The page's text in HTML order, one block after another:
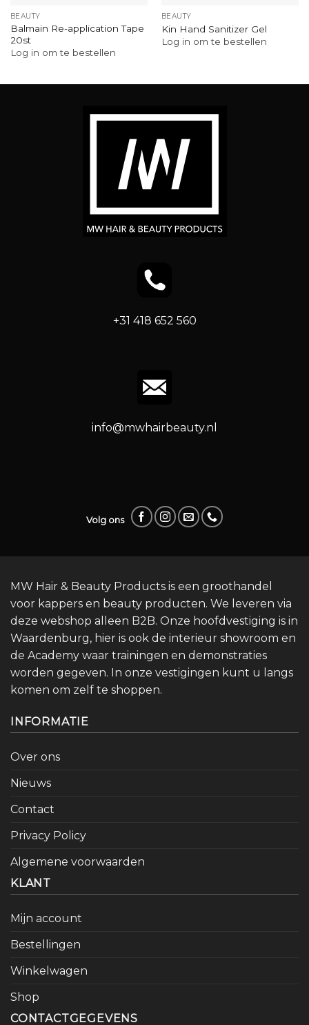
BEAUTY
Balmain Re-application Tape
20st
Log in om te bestellen
BEAUTY
Kin Hand Sanitizer Gel
Log in om te bestellen
+31 418 652 560
info@mwhairbeauty.nl
Volg ons
MW Hair & Beauty Products is een groothandel
voor kappers en beauty producten. We leveren via
deze webshop alleen B2B. Onze hoofdvestiging is in
Waardenburg, hier is ook de interieur showroom en
de Academy waar trainingen en demonstraties
worden gegeven. In onze vestigingen kunt u langs
komen om zelf te shoppen.
INFORMATIE
Over ons
Nieuws
Contact
Privacy Policy
Algemene voorwaarden
KLANT
Mijn account
Bestellingen
Winkelwagen
Shop
CONTACTGEGEVENS